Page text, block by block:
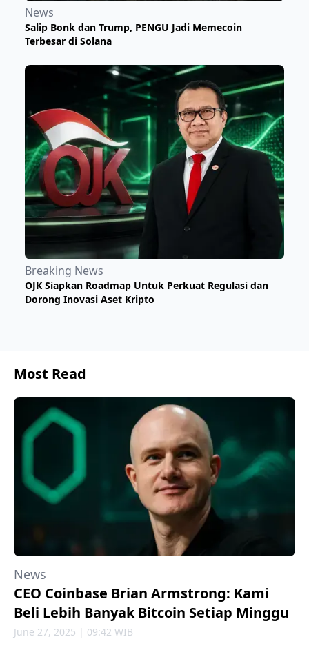
News
Salip Bonk dan Trump, PENGU Jadi Memecoin
Terbesar di Solana
Breaking News
OJK Siapkan Roadmap Untuk Perkuat Regulasi dan
Dorong Inovasi Aset Kripto
Most Read
News
CEO Coinbase Brian Armstrong: Kami
Beli Lebih Banyak Bitcoin Setiap Minggu
June 27, 2025 | 09:42 WIB